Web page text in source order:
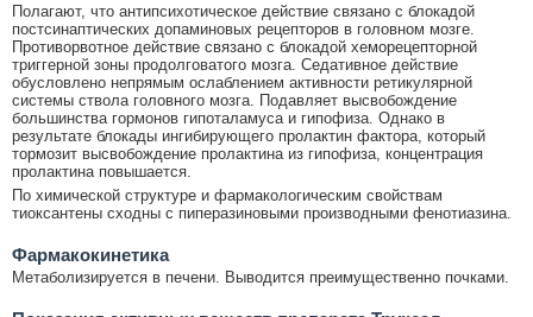
Полагают, что антипсихотическое действие связано с блокадой
постсинаптических допаминовых рецепторов в головном мозге.
Противорвотное действие связано с блокадой хеморецепторной
триггерной зоны продолговатого мозга. Седативное действие
обусловлено непрямым ослаблением активности ретикулярной
системы ствола головного мозга. Подавляет высвобождение
большинства гормонов гипоталамуса и гипофиза. Однако в
результате блокады ингибирующего пролактин фактора, который
тормозит высвобождение пролактина из гипофиза, концентрация
пролактина повышается.
По химической структуре и фармакологическим свойствам
тиоксантены сходны с пиперазиновыми производными фенотиазина.
Фармакокинетика
Метаболизируется в печени. Выводится преимущественно почками.